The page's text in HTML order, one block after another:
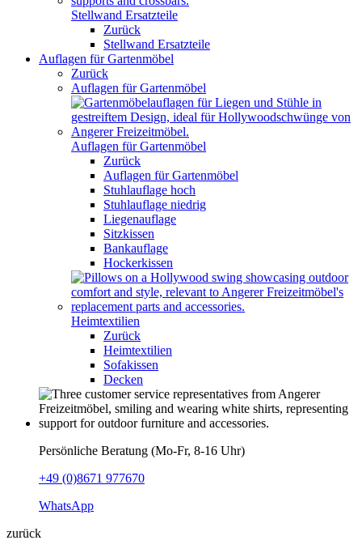
Stellwand Ersatzteile
Zurück
Stellwand Ersatzteile
Auflagen für Gartenmöbel
Zurück
Auflagen für Gartenmöbel
Auflagen für Gartenmöbel
Zurück
Auflagen für Gartenmöbel
Stuhlauflage hoch
Stuhlauflage niedrig
Liegenauflage
Sitzkissen
Bankauflage
Hockerkissen
Heimtextilien
Zurück
Heimtextilien
Sofakissen
Decken
Persönliche Beratung (Mo-Fr, 8-16 Uhr)
+49 (0)8671 977670
WhatsApp
zurück